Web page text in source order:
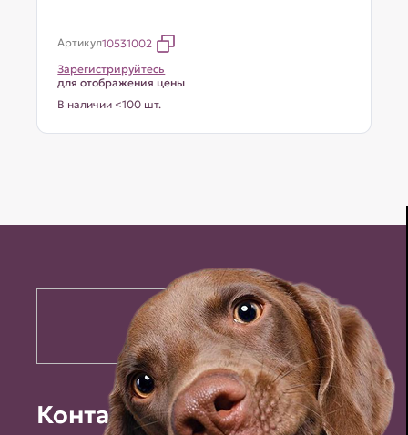
Артикул10531002
Зарегистрируйтесь
для отображения цены
В наличии <100 шт.
Контакты